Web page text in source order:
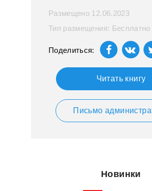
Размещено 12.06.2023
Тип размещения: Бесплатно
Поделиться:
Читать книгу
Письмо
Новинки